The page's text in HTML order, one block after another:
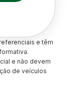
e têm
e não devem
de veículos